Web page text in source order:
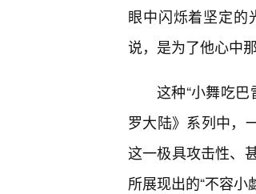
眼中闪烁着坚定的
说，是为了他心中
这种“小舞吃
罗大陆》系列中，
这一极具攻击性、
所展现出的“不容小